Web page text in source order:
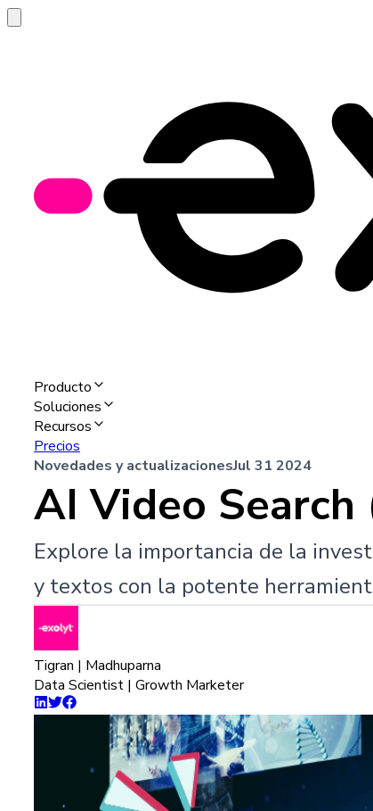
Producto
Soluciones
Recursos
Precios
Novedades y actualizacionesJul 31 2024
AI Video
Explore la importancia de la
y textos con la potente
Tigran | Madhuparna
Data Scientist | Growth Marketer